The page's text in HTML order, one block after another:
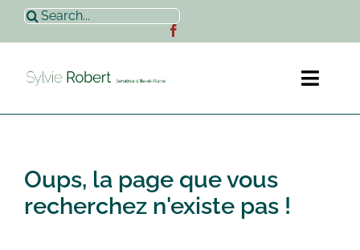
Passer
contenu
Rechercher:
Sylvie Robert
Oups, la page que vous
recherchez n'existe pas !